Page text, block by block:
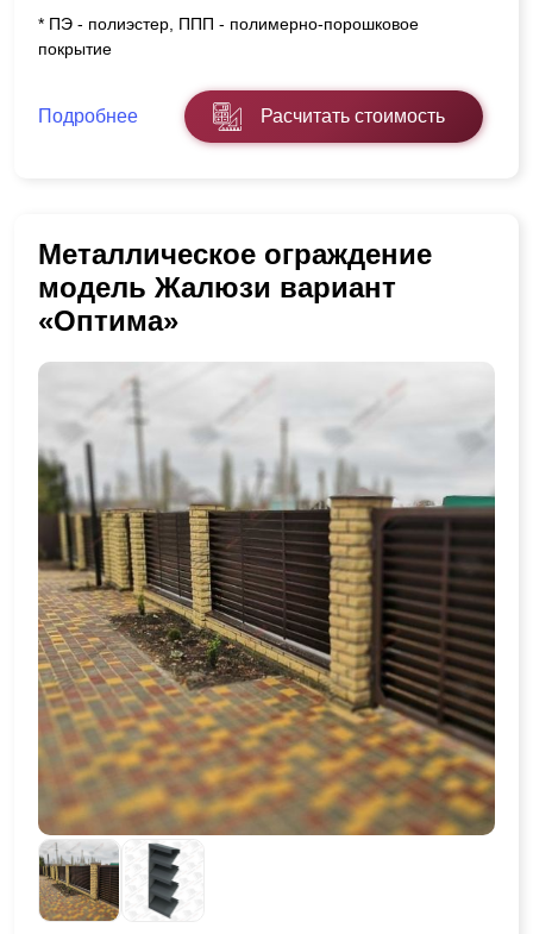
* ПЭ - полиэстер, ППП - полимерно-порошковое
покрытие
Подробнее Расчитать стоимость
Металлическое ограждение
модель Жалюзи вариант
«Оптима»